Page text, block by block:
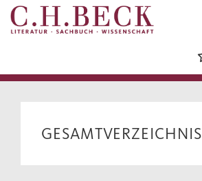
GESAMTVERZEICHNIS